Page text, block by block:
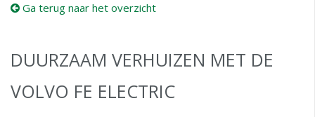
Ga terug naar het overzicht
DUURZAAM VERHUIZEN MET DE
VOLVO FE ELECTRIC